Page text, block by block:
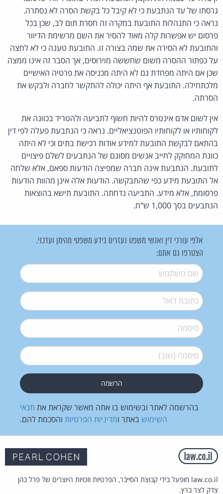
גרסתו של עד הנתבעת כי לא קיבל כל בקשת הסרה לא נסתרה.
נראה כי התנהלות התובעת במקרה זה חסרת תום לב, שכן בכל
פרסום יש אפשרות קלה מאוד להסיר את השם מרשימת הדיוור
והתובעת לא הסירה את שמה בצורה זו. התובעת טענה כי לא לחצה
על כפתור ההסרה משום שחששה מוירוסים, אך הסבר זה אינו ממצה
שכן אם היתה מפחדת גם לא היתה מכניסה את פרטיה האישיים
מלכתחילה. התובעת אף היתה יכולה להתקשר לחברה ולבקש את
הסרתה.
אין לשום אדם אינטרס להיות חשוף לתביעה ולהטריד בכוונה את
לקוחותיו או לקוחותיו הפוטנציאליים. נראה כי הנתבעת פעלה לפי דין
בהתאם לבקשת התובעת למידע אודות רכישת בתים וכי לא היתה
כוונת המחוקק לחייב אנשים מסוגם של הנתבעים לשלם פיצויים
לתובעת. הנתבעת אינה חברה שמפיצה הודעות ספאם, אלא שלחה
אל התובעת מידע כפי שהתבקשה. הודעות אלה אינן מהוות הודעות
פרסומת, אלא מידע. התביעה נדחתה. התובעת תישא בהוצאות
הנתבעים בסך 1,000 ש"ח.
אלפי עורכי דין ואנשי משפט נעזרים בידע משפטי מהימן ועדכני.
הצטרפו גם אתם:
שם משתמש*
דואל*
סיסמה*
סיסמה (שוב)*
בהרשמה לאתר ובשימוש בו אתה מאשר שקראת את תנאי
השימוש באתר ומדיניות הפרטיות והסכמת להם.
law.co.il מופעל בידי קבוצת הסייבר, הפרטיות וזכויות היוצרים של פרל כהן
צדק לצר ברץ.